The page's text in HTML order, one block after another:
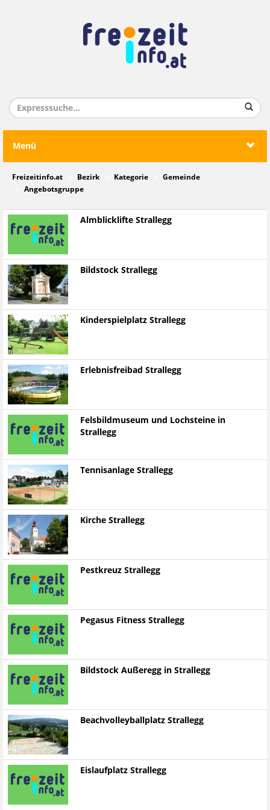
Menü
Freizeitinfo.at Bezirk Kategorie
Gemeinde
Angebotsgruppe
Almblicklifte Strallegg
Bildstock Strallegg
Kinderspielplatz Strallegg
Erlebnisfreibad Strallegg
Felsbildmuseum und Lochsteine in
Strallegg
Tennisanlage Strallegg
Kirche Strallegg
Pestkreuz Strallegg
Pegasus Fitness Strallegg
Bildstock Außeregg in Strallegg
Beachvolleyballplatz Strallegg
Eislaufplatz Strallegg